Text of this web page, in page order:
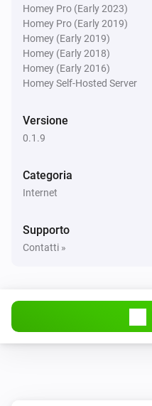
Homey Pro (Early 2023)
Homey Pro (Early 2019)
Homey (Early 2019)
Homey (Early 2018)
Homey (Early 2016)
Homey Self-Hosted Server
Versione
0.1.9
Categoria
Internet
Supporto
Contatti »